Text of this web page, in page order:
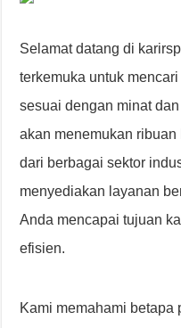
Selamat datang di
terkemuka untuk
sesuai dengan minat
akan menemukan
dari berbagai sektor
menyediakan layanan
Anda mencapai tujuan
efisien.
Kami memahami betapa